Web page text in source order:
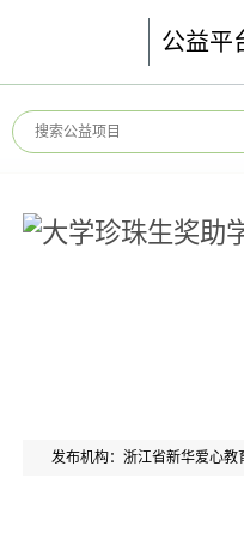
公益平
发布机构：浙江省新华爱心教